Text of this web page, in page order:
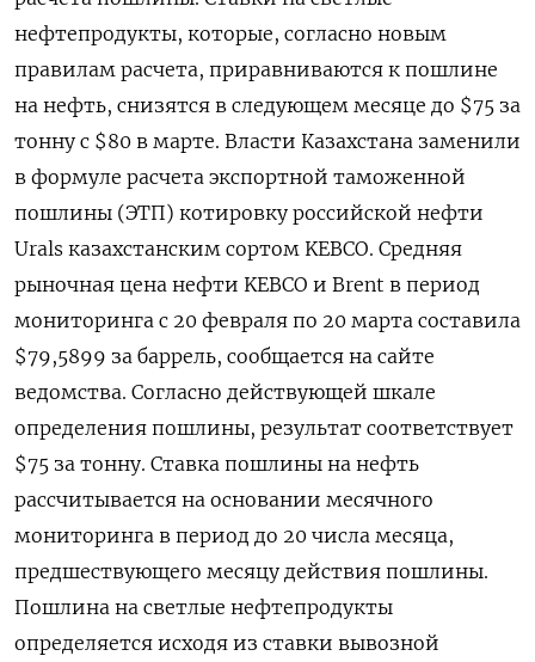
нефтепродукты, которые, согласно новым
правилам расчета, приравниваются к пошлине
на нефть, снизятся в следующем месяце до $75 за
тонну с $80 в марте. Власти Казахстана заменили
в формуле расчета экспортной таможенной
пошлины (ЭТП) котировку российской нефти
Urals казахстанским сортом KEBCO. Средняя
рыночная цена нефти KEBCO и Brent в период
мониторинга с 20 февраля по 20 марта составила
$79,5899 за баррель, сообщается на сайте
ведомства. Согласно действующей шкале
определения пошлины, результат соответствует
$75 за тонну. Ставка пошлины на нефть
рассчитывается на основании месячного
мониторинга в период до 20 числа месяца,
предшествующего месяцу действия пошлины.
Пошлина на светлые нефтепродукты
определяется исходя из ставки вывозной